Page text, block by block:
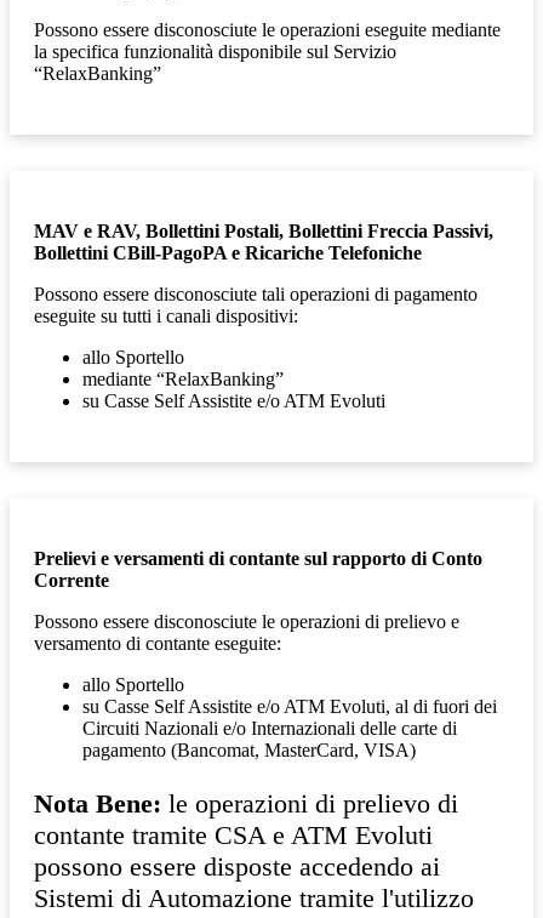
Possono essere disconosciute le operazioni eseguite mediante
la specifica funzionalità disponibile sul Servizio
“RelaxBanking”
MAV e RAV, Bollettini Postali, Bollettini Freccia Passivi,
Bollettini CBill-PagoPA e Ricariche Telefoniche
Possono essere disconosciute tali operazioni di pagamento
eseguite su tutti i canali dispositivi:
allo Sportello
mediante “RelaxBanking”
su Casse Self Assistite e/o ATM Evoluti
Prelievi e versamenti di contante sul rapporto di Conto
Corrente
Possono essere disconosciute le operazioni di prelievo e
versamento di contante eseguite:
allo Sportello
su Casse Self Assistite e/o ATM Evoluti, al di fuori dei
Circuiti Nazionali e/o Internazionali delle carte di
pagamento (Bancomat, MasterCard, VISA)
Nota Bene: le operazioni di prelievo di
contante tramite CSA e ATM Evoluti
possono essere disposte accedendo ai
Sistemi di Automazione tramite l'utilizzo